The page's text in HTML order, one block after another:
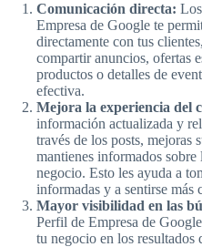
Comunicación directa:
Empresa de Google te
directamente con tus
compartir anuncios, ofertas
productos o detalles de
efectiva.
Mejora la experiencia del
información actualizada y
través de los posts, mejoras
mantienes informados sobre
negocio. Esto les ayuda a
informadas y a sentirse más
Mayor visibilidad en las
Perfil de Empresa de
tu negocio en los resultados